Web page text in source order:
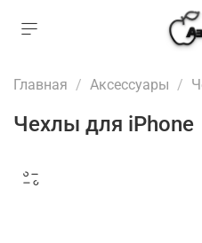
Главная Аксессуары
Чехлы для iPhone